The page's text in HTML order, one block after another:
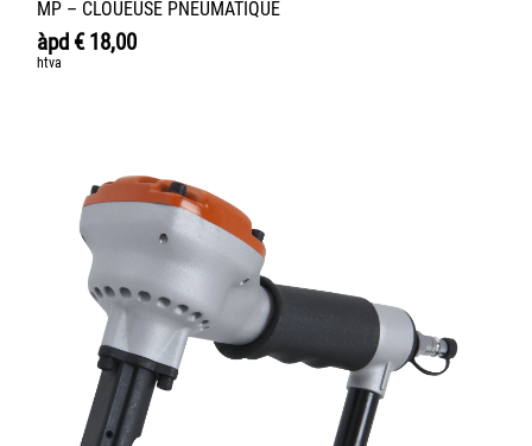
MP – CLOUEUSE PNEUMATIQUE
àpd €18,00
htva